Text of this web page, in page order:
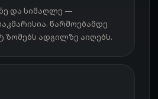
და სიმაღლე —
წარმოებამდე
ზომებს ადგილზე აიღებს.